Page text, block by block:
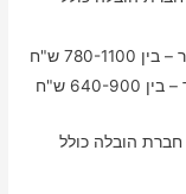
שחר עם חברת הובלה כולל